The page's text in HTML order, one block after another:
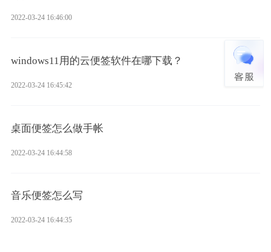
2022-03-24 16:46:00
windows11用的云便签软件在哪下载？
2022-03-24 16:45:42
桌面便签怎么做手帐
2022-03-24 16:44:58
音乐便签怎么写
2022-03-24 16:44:35